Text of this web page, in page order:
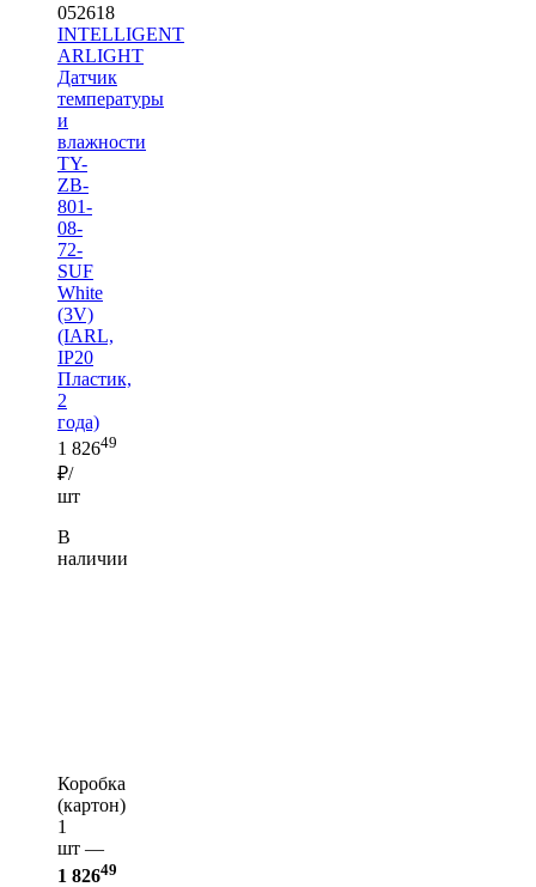
052618
INTELLIGENT
ARLIGHT
Датчик
температуры
и
влажности
TY-
ZB-
801-
08-
72-
SUF
White
(3V)
(IARL,
IP20
Пластик,
2
года)
1 82649
₽/
шт
В
наличии
Коробка
(картон)
1
шт —
1 82649